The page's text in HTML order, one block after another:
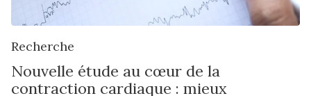
Recherche
Nouvelle étude au cœur de la
contraction cardiaque : mieux